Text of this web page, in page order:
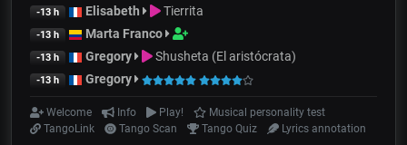
-13 h Elisabeth Tierrita
-13 h Marta Franco
-13 h Gregory Shusheta (El aristócrata)
-13 h Gregory
Welcome Info Play!
Musical personality test
TangoLink
Tango Scan Tango Quiz Lyrics annotation